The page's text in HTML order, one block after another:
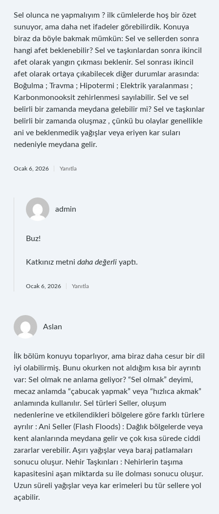
Sel olunca ne yapmalıyım ? ilk cümlelerde hoş bir özet
sunuyor, ama daha net ifadeler görebilirdik. Konuya
biraz da böyle bakmak mümkün: Sel ve sellerden sonra
hangi afet beklenebilir? Sel ve taşkınlardan sonra ikincil
afet olarak yangın çıkması beklenir. Sel sonrası ikincil
afet olarak ortaya çıkabilecek diğer durumlar arasında:
Boğulma ; Travma ; Hipotermi ; Elektrik yaralanması ;
Karbonmonooksit zehirlenmesi sayılabilir. Sel ve sel
belirli bir zamanda meydana gelebilir mi? Sel ve taşkınlar
belirli bir zamanda oluşmaz , çünkü bu olaylar genellikle
ani ve beklenmedik yağışlar veya eriyen kar suları
nedeniyle meydana gelir.
Ocak 6, 2026 Yanıtla
admin
Buz!
Katkınız metni daha değerli yaptı.
Ocak 6, 2026 Yanıtla
Aslan
İlk bölüm konuyu toparlıyor, ama biraz daha cesur bir dil
iyi olabilirmiş. Bunu okurken not aldığım kısa bir ayrıntı
var: Sel olmak ne anlama geliyor? “Sel olmak” deyimi,
mecaz anlamda “çabucak yapmak” veya “hızlıca akmak”
anlamında kullanılır. Sel türleri Seller, oluşum
nedenlerine ve etkilendikleri bölgelere göre farklı türlere
ayrılır : Ani Seller (Flash Floods) : Dağlık bölgelerde veya
kent alanlarında meydana gelir ve çok kısa sürede ciddi
zararlar verebilir. Aşırı yağışlar veya baraj patlamaları
sonucu oluşur. Nehir Taşkınları : Nehirlerin taşıma
kapasitesini aşan miktarda su ile dolması sonucu oluşur.
Uzun süreli yağışlar veya kar erimeleri bu tür sellere yol
açabilir.